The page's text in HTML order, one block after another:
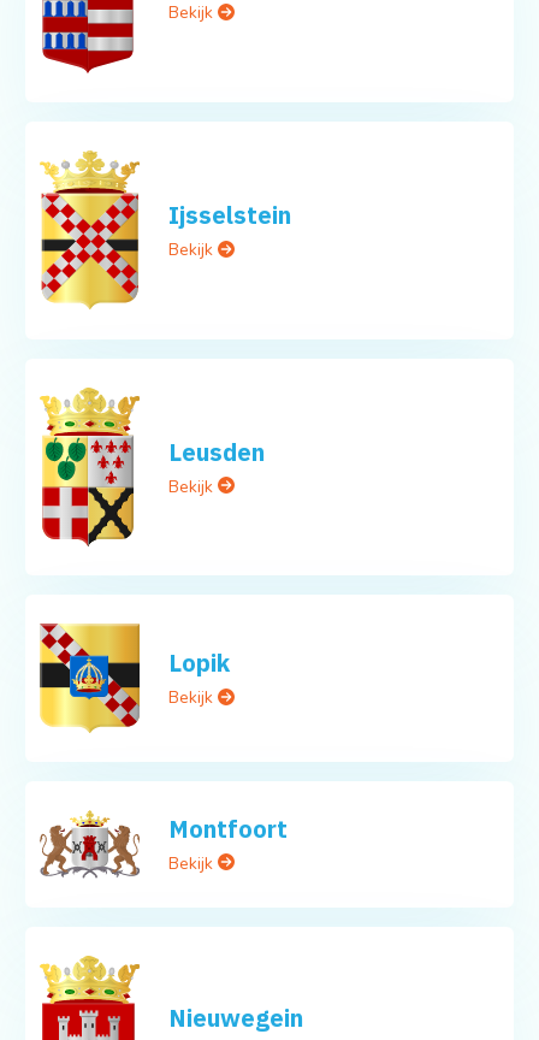
Bekijk
Ijsselstein
Bekijk
Leusden
Bekijk
Lopik
Bekijk
Montfoort
Bekijk
Nieuwegein